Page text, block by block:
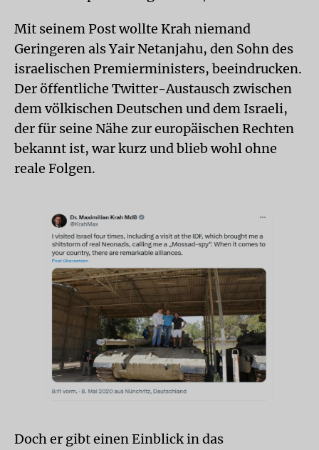
Mit seinem Post wollte Krah niemand
Geringeren als Yair Netanjahu, den Sohn des
israelischen Premierministers, beeindrucken.
Der öffentliche Twitter-Austausch zwischen
dem völkischen Deutschen und dem Israeli,
der für seine Nähe zur europäischen Rechten
bekannt ist, war kurz und blieb wohl ohne
reale Folgen.
Doch er gibt einen Einblick in das